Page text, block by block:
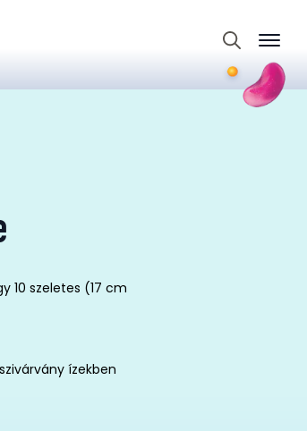
for:
10 szeletes (17 cm
ízekben